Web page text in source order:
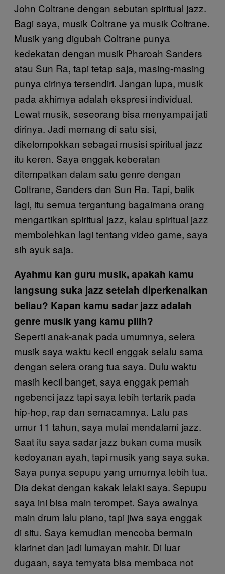
John Coltrane dengan sebutan spiritual jazz.
Bagi saya, musik Coltrane ya musik Coltrane.
Musik yang digubah Coltrane punya
kedekatan dengan musik Pharoah Sanders
atau Sun Ra, tapi tetap saja, masing-masing
punya cirinya tersendiri. Jangan lupa, musik
pada akhirnya adalah ekspresi individual.
Lewat musik, seseorang bisa menyampai jati
dirinya. Jadi memang di satu sisi,
dikelompokkan sebagai musisi spiritual jazz
itu keren. Saya enggak keberatan
ditempatkan dalam satu genre dengan
Coltrane, Sanders dan Sun Ra. Tapi, balik
lagi, itu semua tergantung bagaimana orang
mengartikan spiritual jazz, kalau spiritual jazz
membolehkan lagi tentang video game, saya
sih ayuk saja.
Ayahmu kan guru musik, apakah kamu
langsung suka jazz setelah diperkenalkan
beliau? Kapan kamu sadar jazz adalah
genre musik yang kamu pilih?
Seperti anak-anak pada umumnya, selera
musik saya waktu kecil enggak selalu sama
dengan selera orang tua saya. Dulu waktu
masih kecil banget, saya enggak pernah
ngebenci jazz tapi saya lebih tertarik pada
hip-hop, rap dan semacamnya. Lalu pas
umur 11 tahun, saya mulai mendalami jazz.
Saat itu saya sadar jazz bukan cuma musik
kedoyanan ayah, tapi musik yang saya suka.
Saya punya sepupu yang umurnya lebih tua.
Dia dekat dengan kakak lelaki saya. Sepupu
saya ini bisa main terompet. Saya awalnya
main drum lalu piano, tapi jiwa saya enggak
di situ. Saya kemudian mencoba bermain
klarinet dan jadi lumayan mahir. Di luar
dugaan, saya ternyata bisa membaca not